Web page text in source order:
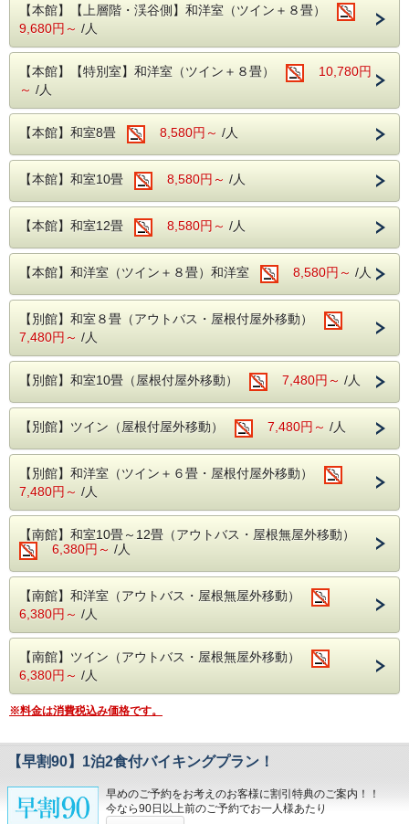
上記期間限定での割引となります！
【注意事項】
※栃木県にお住まいの方限定のプランとなります。
ご住所が証明できるものをご提示ください。
(代表者様が栃木県民であれば、お連れ様も割引となりま
す。)
割引適用となりません。あらかじめご了承くださいませ。
本プランはバイキングでのご案内となっております。
夕食時にはアルコール飲み放題となっております。
フェア料理もお楽しみいただけます。
【温 泉】
アルカリ性単純温泉となっております。
健康増進や冷え性などに効果抜群！
小さいお子様から大人までご利用いただける温泉となってお
ります！
しております。
【無料施設】
・カラオケ※一部有料あり
・卓球
上記の施設はご宿泊日当日の13時よりフロントにてご予約
【本館】【上層階・渓谷側】和洋室（ツイン＋８畳）
9,680円～ /人
【本館】【特別室】和洋室（ツイン＋８畳）
10,780円
～ /人
【本館】和室8畳 8,580円～ /人
【本館】和室10畳 8,580円～ /人
【本館】和室12畳 8,580円～ /人
【本館】和洋室（ツイン＋８畳）和洋室 8,580円～ /人
【別館】和室８畳（アウトバス・屋根付屋外移動）
7,480円～ /人
【別館】和室10畳（屋根付屋外移動） 7,480円～ /人
【別館】ツイン（屋根付屋外移動） 7,480円～ /人
【別館】和洋室（ツイン＋６畳・屋根付屋外移動）
7,480円～ /人
【南館】和室10畳～12畳（アウトバス・屋根無屋外移動）
6,380円～ /人
【南館】和洋室（アウトバス・屋根無屋外移動）
6,380円～ /人
【南館】ツイン（アウトバス・屋根無屋外移動）
6,380円～ /人
※料金は消費税込み価格です。
【早割90】1泊2食付バイキングプラン！
早めのご予約をお考えのお客様に割引特典のご案内！！
今なら90日以上前のご予約でお一人様あたり